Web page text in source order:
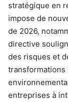
stratégique en
impose de
de 2026,
directive
des risques et
transformations
entreprises à